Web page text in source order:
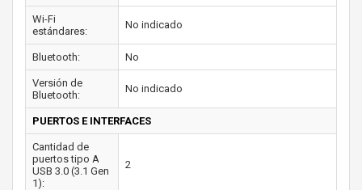
Wi-Fi
estándares:
No indicado
Bluetooth: No
Versión de
Bluetooth:
No indicado
PUERTOS E INTERFACES
Cantidad de
puertos tipo A
USB 3.0 (3.1 Gen
1):
2